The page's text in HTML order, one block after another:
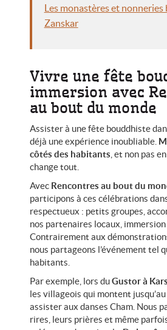
Les monastères et
Zanskar
Vivre une fête
immersion avec
au bout du monde
Assister à une fête bouddhiste
déjà une expérience inoubliable.
côtés des habitants , et non pas
change tout.
Avec Rencontres au bout du
participons à ces célébrations
respectueux : petits groupes,
nos partenaires locaux, immersion
Contrairement aux
nous partageons l’événement tel
habitants.
Par exemple, lors duGustor à
les villageois qui montent
assister aux danses Cham. Nous
rires, leurs prières et même